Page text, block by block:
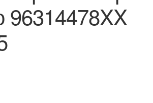
96314478XX